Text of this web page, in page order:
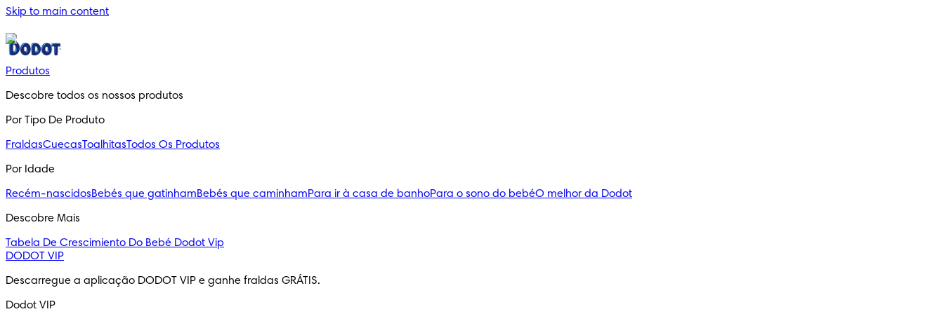
Skip to main content
Produtos
Descobre todos os nossos produtos
Por Tipo De Produto
FraldasCuecasToalhitasTodos Os Produtos
Por Idade
Recém-nascidosBebés que gatinhamBebés que caminhamPara ir à casa de banhoPara o sono do bebéO melhor da Dodot
Descobre Mais
Tabela De Crescimiento Do Bebé Dodot Vip
DODOT VIP
Descarregue a aplicação DODOT VIP e ganhe fraldas GRÁTIS.
Dodot VIP